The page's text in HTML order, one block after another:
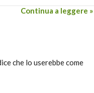
Continua a leggere »
che lo userebbe come